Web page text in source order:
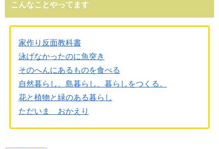
こんなことやってます
家作り反面教科書
泳げなかったのに魚突き
そのへんにあるものを食べる
自然暮らし、島暮らし、暮らしをつくる。
花と植物と緑のある暮らし
ただいま おかえり